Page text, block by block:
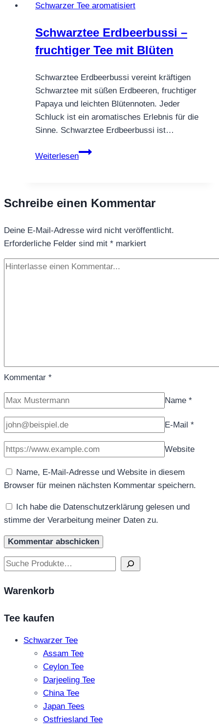
Schwarzer Tee aromatisiert
Schwarztee Erdbeerbussi –
fruchtiger Tee mit Blüten
Schwarztee Erdbeerbussi vereint kräftigen
Schwarztee mit süßen Erdbeeren, fruchtiger
Papaya und leichten Blütennoten. Jeder
Schluck ist ein aromatisches Erlebnis für die
Sinne. Schwarztee Erdbeerbussi ist…
Weiterlesen
Schwarztee
Tee
Blüten
Schreibe einen Kommentar
Deine E-Mail-Adresse wird nicht veröffentlicht.
Erforderliche Felder sind mit * markiert
Kommentar *
Name *
E-Mail *
Website
Name, E-Mail-Adresse und Website in diesem
Browser für meinen nächsten Kommentar speichern.
Ich habe die Datenschutzerklärung gelesen und
stimme der Verarbeitung meiner Daten zu.
Suchen
Warenkorb
Tee kaufen
Schwarzer Tee
Assam Tee
Ceylon Tee
Darjeeling Tee
China Tee
Japan Tees
Ostfriesland Tee